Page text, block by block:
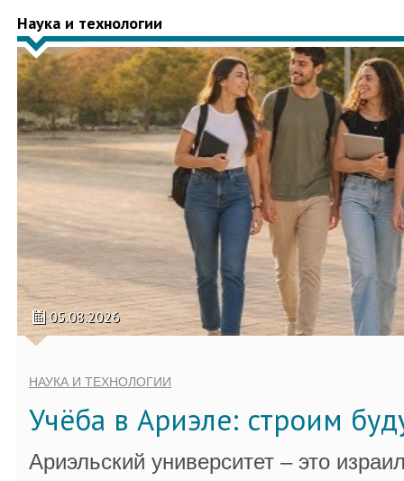
Наука и технологии
05.08.2026
НАУКА И ТЕХНОЛОГИИ
Учёба в Ариэле: строим
Ариэльский университет – это